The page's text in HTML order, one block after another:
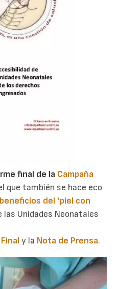
final de la Campaña
que también se hace eco
del ‘piel con
Unidades Neonatales
y la Nota de Prensa.